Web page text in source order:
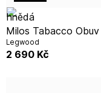
Milos Tabacco Obuv Peter
Legwood
2 690 Kč